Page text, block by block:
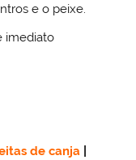
e o peixe.
imediato
de canja